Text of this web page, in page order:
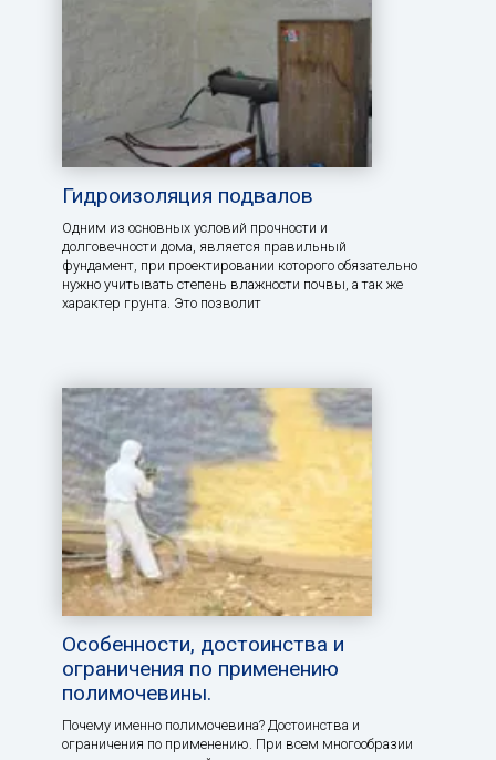
Гидроизоляция подвалов
Одним из основных условий прочности и
долговечности дома, является правильный
фундамент, при проектировании которого обязательно
нужно учитывать степень влажности почвы, а так же
характер грунта. Это позволит
Особенности, достоинства и
ограничения по применению
полимочевины.
Почему именно полимочевина? Достоинства и
ограничения по применению. При всем многообразии